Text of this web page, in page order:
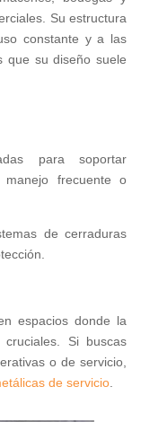
Su estructura
constante y a las
que su diseño suele
para soportar
manejo frecuente o
de cerraduras
espacios donde la
Si buscas
o de servicio,
de servicio.